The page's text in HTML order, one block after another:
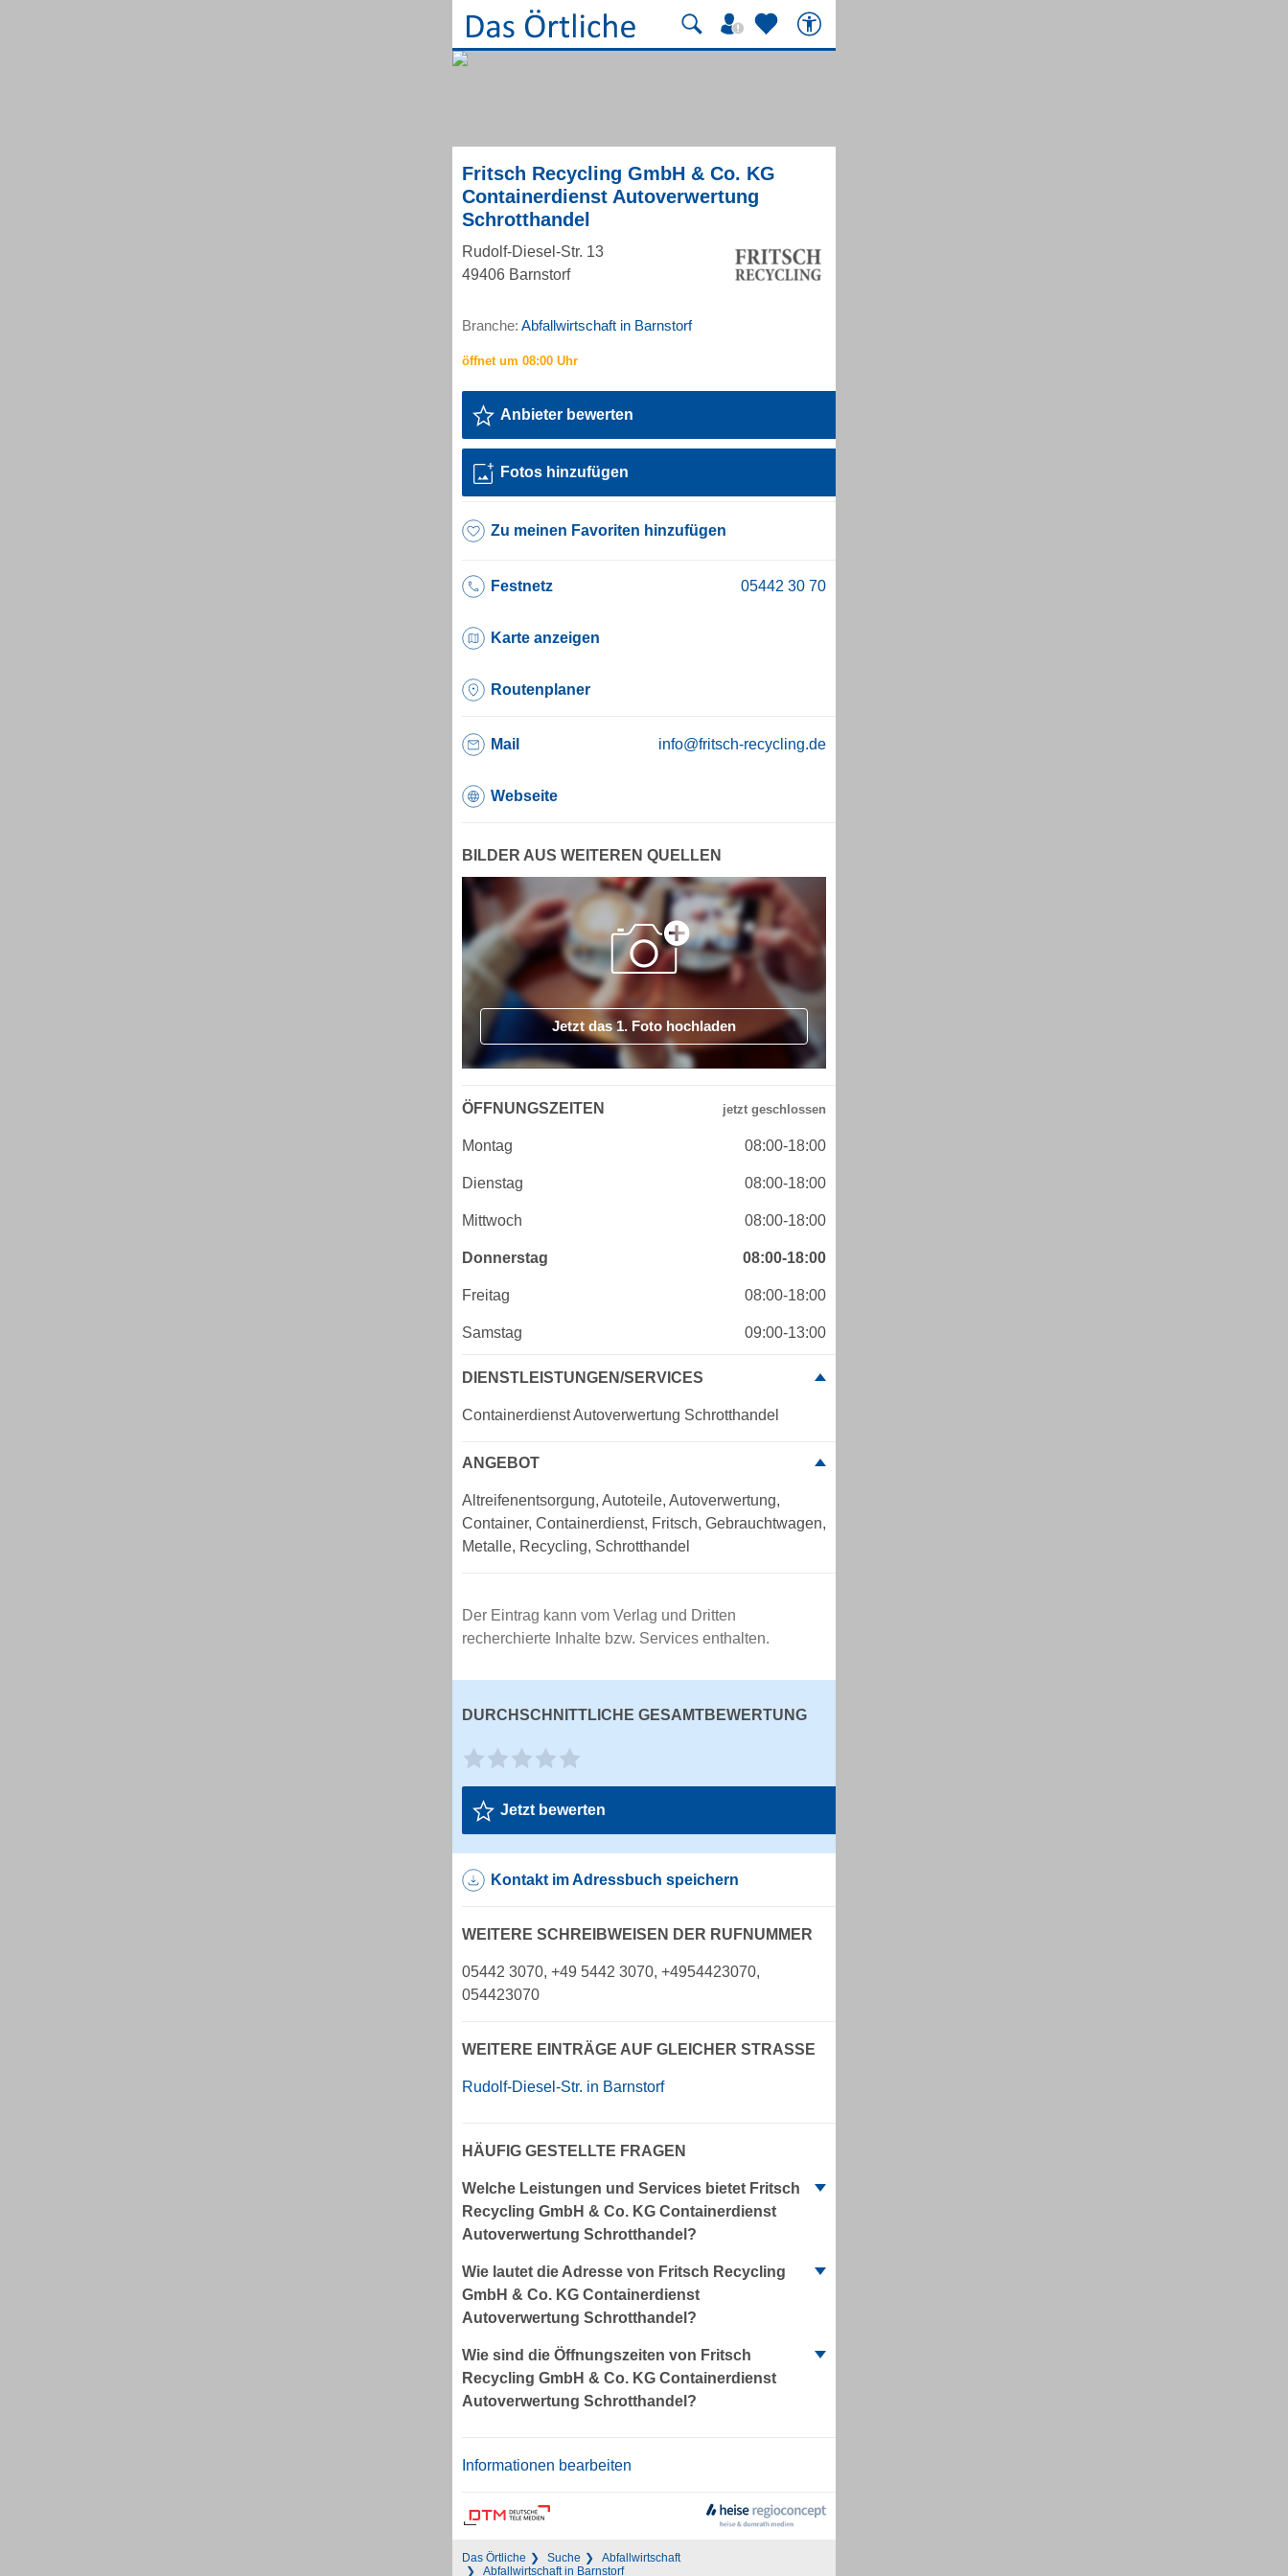
Fritsch Recycling GmbH & Co. KG
Containerdienst Autoverwertung
Schrotthandel
Rudolf-Diesel-Str. 13
49406 Barnstorf
Branche: Abfallwirtschaft in Barnstorf
Anbieter bewerten
Fotos hinzufügen
Zu meinen Favoriten hinzufügen
Festnetz
Karte anzeigen
Routenplaner
Mail info@fritsch-recycling.de
Webseite
BILDER AUS WEITEREN QUELLEN
Jetzt das 1. Foto hochladen
ÖFFNUNGSZEITEN
Montag 08:00-18:00
Dienstag 08:00-18:00
Mittwoch 08:00-18:00
Donnerstag 08:00-18:00
Freitag 08:00-18:00
Samstag 09:00-13:00
DIENSTLEISTUNGEN/SERVICES
Containerdienst Autoverwertung Schrotthandel
ANGEBOT
Altreifenentsorgung, Autoteile, Autoverwertung,
Container, Containerdienst, Fritsch, Gebrauchtwagen,
Metalle, Recycling, Schrotthandel
Der Eintrag kann vom Verlag und Dritten
recherchierte Inhalte bzw. Services enthalten.
DURCHSCHNITTLICHE GESAMTBEWERTUNG
Jetzt bewerten
Kontakt im Adressbuch speichern
WEITERE SCHREIBWEISEN DER RUFNUMMER
05442 3070, +49 5442 3070, +4954423070,
054423070
WEITERE EINTRÄGE AUF GLEICHER STRASSE
Rudolf-Diesel-Str. in Barnstorf
HÄUFIG GESTELLTE FRAGEN
Welche Leistungen und Services bietet Fritsch
Recycling GmbH & Co. KG Containerdienst
Autoverwertung Schrotthandel?
Wie lautet die Adresse von Fritsch Recycling
GmbH & Co. KG Containerdienst
Autoverwertung Schrotthandel?
Wie sind die Öffnungszeiten von Fritsch
Recycling GmbH & Co. KG Containerdienst
Autoverwertung Schrotthandel?
Informationen bearbeiten
Das Örtliche Suche
Abfallwirtschaft
Abfallwirtschaft in Barnstorf